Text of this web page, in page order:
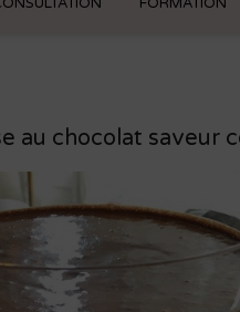
FORMATION
au chocolat saveur